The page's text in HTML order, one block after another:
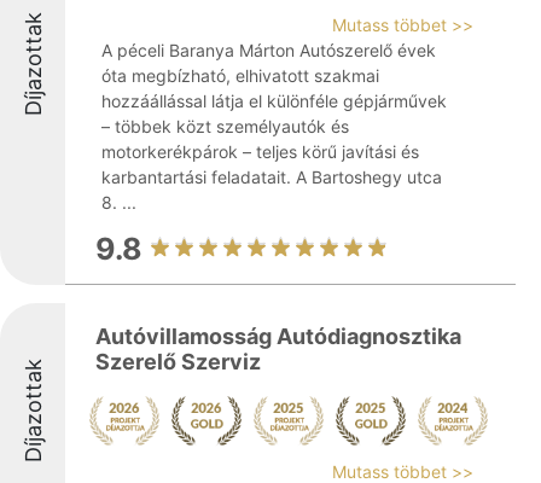
Díjazottak
Mutass többet >>
A péceli Baranya Márton Autószerelő évek
óta megbízható, elhivatott szakmai
hozzáállással látja el különféle gépjárművek
– többek közt személyautók és
motorkerékpárok – teljes körű javítási és
karbantartási feladatait. A Bartoshegy utca
8. ...
9.8
Díjazottak
Autóvillamosság Autódiagnosztika
Szerelő Szerviz
Mutass többet >>